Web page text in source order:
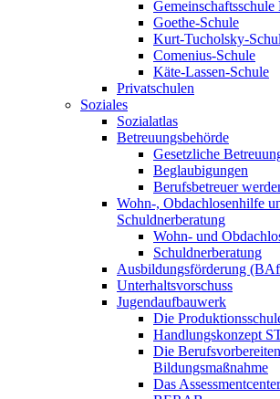
Gemeinschaftsschule
Goethe-Schule
Kurt-Tucholsky-
Comenius-Schule
Käte-Lassen-Schule
Privatschulen
Soziales
Sozialatlas
Betreuungsbehörde
Gesetzliche
Beglaubigungen
Berufsbetreuer
Wohn-, Obdachlosenhilfe
Schuldnerberatung
Wohn- und
Schuldnerberatung
Ausbildungsförderung
Unterhaltsvorschuss
Jugendaufbauwerk
Die
Handlungskonzept
Die
Bildungsmaßnahme
Das Assessmentcenter